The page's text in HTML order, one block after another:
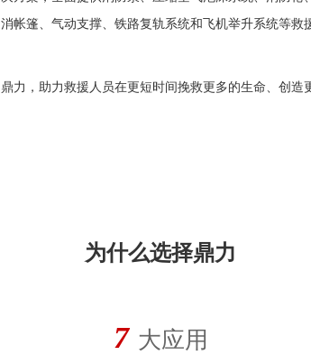
消帐篷、气动支撑、铁路复轨系统和飞机举升系统等救
鼎力，助力救援人员在更短时间挽救更多的生命、创造
为什么选择鼎力
7 大应用